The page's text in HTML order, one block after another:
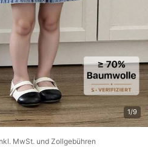
1/9
MwSt. und Zollgebühren